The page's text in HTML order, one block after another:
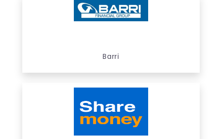
Barri